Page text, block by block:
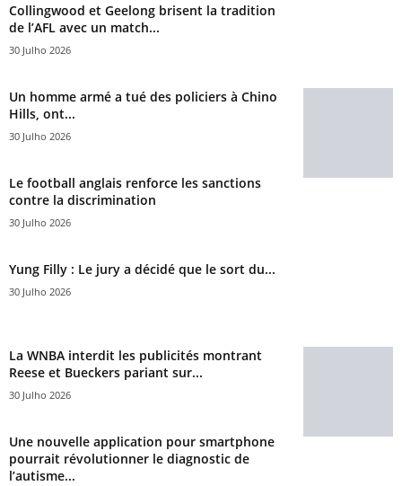
Collingwood et Geelong brisent la tradition
de l’AFL avec un match...
30 Julho 2026
Un homme armé a tué des policiers à Chino
Hills, ont...
30 Julho 2026
Le football anglais renforce les sanctions
contre la discrimination
30 Julho 2026
Yung Filly : Le jury a décidé que le sort du...
30 Julho 2026
La WNBA interdit les publicités montrant
Reese et Bueckers pariant sur...
30 Julho 2026
Une nouvelle application pour smartphone
pourrait révolutionner le diagnostic de
l’autisme...